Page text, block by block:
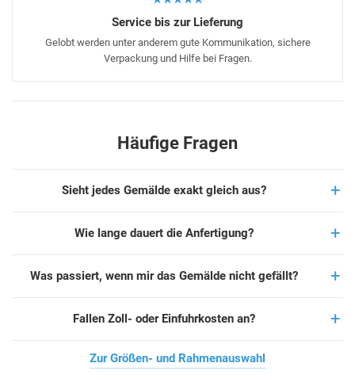
Service bis zur Lieferung
Gelobt werden unter anderem gute Kommunikation, sichere
Verpackung und Hilfe bei Fragen.
Häufige Fragen
Sieht jedes Gemälde exakt gleich aus?
Wie lange dauert die Anfertigung?
Was passiert, wenn mir das Gemälde nicht gefällt?
Fallen Zoll- oder Einfuhrkosten an?
Zur Größen- und Rahmenauswahl